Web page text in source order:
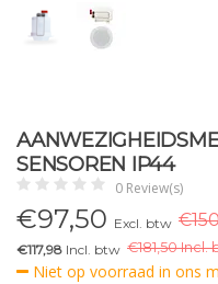
SENSOREN IP44
0 Review(s)
€97,50 Excl. btw
€117,98 Incl. btw €181,50 Incl.
Niet op voorraad in ons